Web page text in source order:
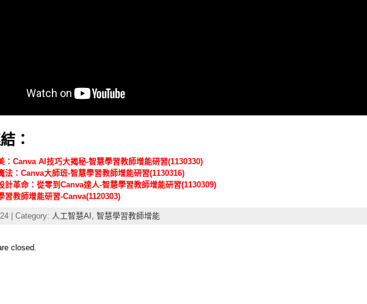
：
：Canva AI技巧大揭秘-智慧學習教師增能研習(1130330)
法：Canva大師班-智慧學習教師增能研習(1130316)
計革命：從零到Canva達人-智慧學習教師增能研習(1130309)
習教師增能研習-Canva(1120303)
| Category: 人工智慧AI, 智慧學習教師增能
closed.